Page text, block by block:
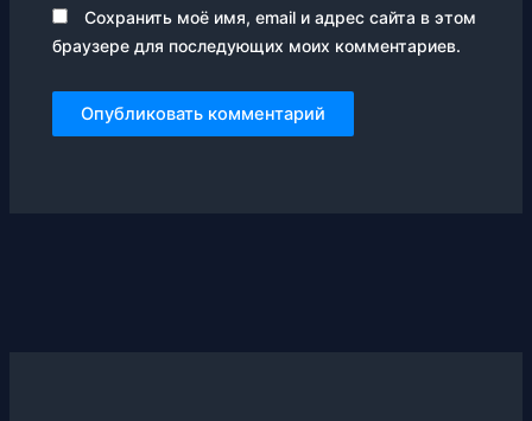
Сохранить моё имя, email и адрес сайта в этом
браузере для последующих моих комментариев.